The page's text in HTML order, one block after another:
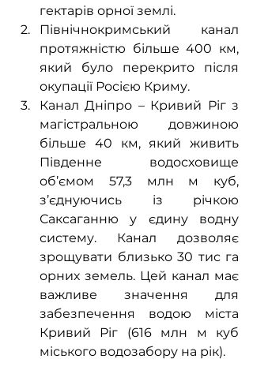
гектарів орної землі.
Північнокримський канал
протяжністю більше 400 км,
який було перекрито після
окупації Росією Криму.
Канал Дніпро – Кривий Ріг з
магістральною довжиною
більше 40 км, який живить
Південне водосховище
об’ємом 57,3 млн м куб,
з’єднуючись із річкою
Саксаганню у єдину водну
систему. Канал дозволяє
зрощувати близько 30 тис га
орних земель. Цей канал має
важливе значення для
забезпечення водою міста
Кривий Ріг (616 млн м куб
міського водозабору на рік).